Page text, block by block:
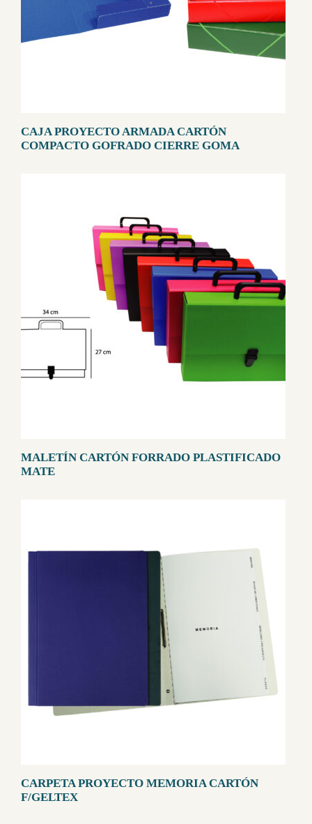
CAJA PROYECTO ARMADA CARTÓN
COMPACTO GOFRADO CIERRE GOMA
MALETÍN CARTÓN FORRADO PLASTIFICADO
MATE
CARPETA PROYECTO MEMORIA CARTÓN
F/GELTEX